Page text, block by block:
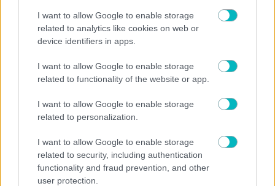
I want to allow Google to enable storage
related to analytics like cookies on web or
device identifiers in apps.
I want to allow Google to enable storage
related to functionality of the website or app.
I want to allow Google to enable storage
related to personalization.
I want to allow Google to enable storage
related to security, including authentication
functionality and fraud prevention, and other
user protection.
Ο Ακύλας ξεσήκωσε το κοινό στη σκηνή της Eurovision